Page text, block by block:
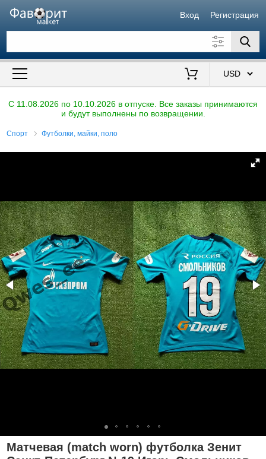
Вход Регистрация
Искать также в описании
C 11.08.2026 по 10.10.2026 в отпуске. Все заказы принимаются
и будут выполнены по возвращении.
Спорт Футболки, майки, поло
Матчевая (match worn) футболка Зенит